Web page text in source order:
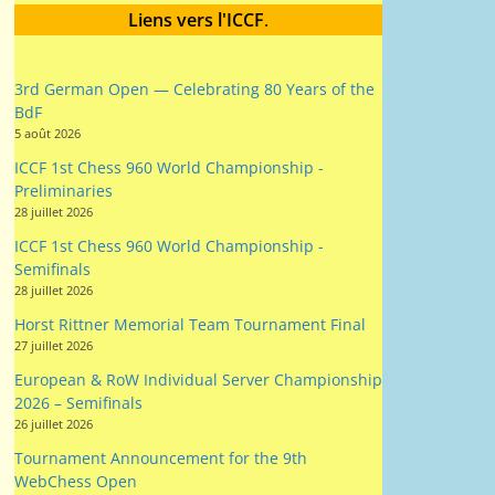
Liens vers l'ICCF.
3rd German Open — Celebrating 80 Years of the
BdF
5 août 2026
ICCF 1st Chess 960 World Championship -
Preliminaries
28 juillet 2026
ICCF 1st Chess 960 World Championship -
Semifinals
28 juillet 2026
Horst Rittner Memorial Team Tournament Final
27 juillet 2026
European & RoW Individual Server Championship
2026 – Semifinals
26 juillet 2026
Tournament Announcement for the 9th
WebChess Open